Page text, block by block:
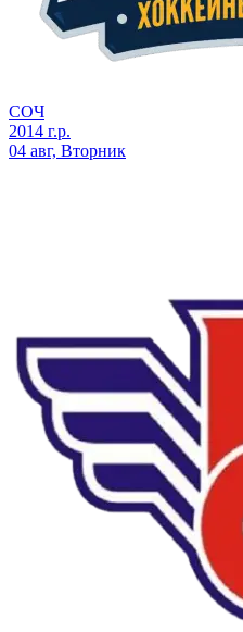
СОЧ
2014 г.р.
04 авг, Вторник